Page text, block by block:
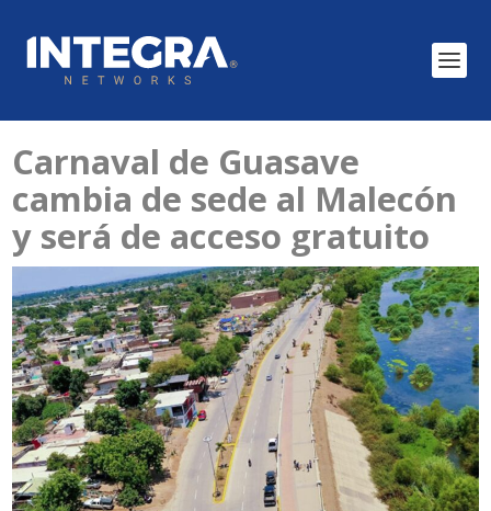
Carnaval de Guasave
cambia de sede al Malecón
y será de acceso gratuito